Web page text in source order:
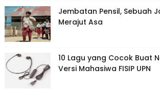
Jembatan Pensil, Sebuah
Merajut Asa
10 Lagu yang Cocok Buat
Versi Mahasiwa FISIP UPN